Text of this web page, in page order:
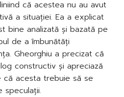
că acestea nu au avut
a situației. Ea a explicat
bine analizată și bazată pe
de a îmbunătăți
Gheorghiu a precizat că
constructiv și apreciază
acesta trebuie să se
speculații.